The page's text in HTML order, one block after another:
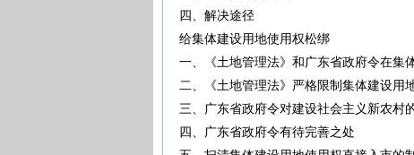
四、解决途径
给集体建设用地使用权松绑
一、《土地管理法》和广东省政府令在
二、《土地管理法》严格限制集体建设
三、广东省政府令对建设社会主义新农村
四、广东省政府令有待完善之处